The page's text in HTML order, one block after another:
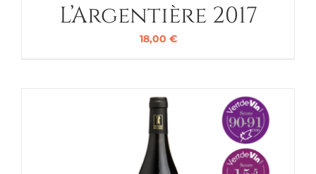
L’Argentière 2017
18,00 €